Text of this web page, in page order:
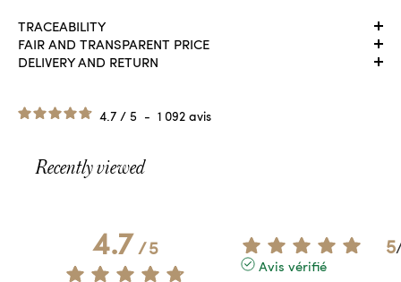
TRACEABILITY
FAIR AND TRANSPARENT PRICE
DELIVERY AND RETURN
4.7 / 5 - 1 092 avis
Recently viewed
4.7/5 5
Avis vérifié